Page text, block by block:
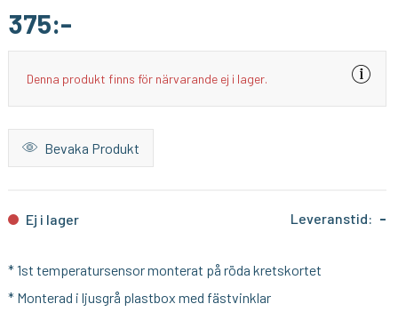
375:-
Denna produkt finns för närvarande ej i lager.
Bevaka Produkt
Ej i lager Leveranstid: -
* 1st temperatursensor monterat på röda kretskortet
* Monterad i ljusgrå plastbox med fästvinklar